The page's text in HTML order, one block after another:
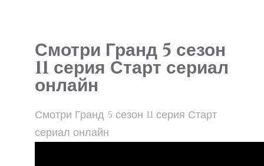
Смотри Гранд 5 сезон
11 серия Старт сериал
онлайн
Смотри Гранд 5 сезон 11 серия Старт
сериал онлайн